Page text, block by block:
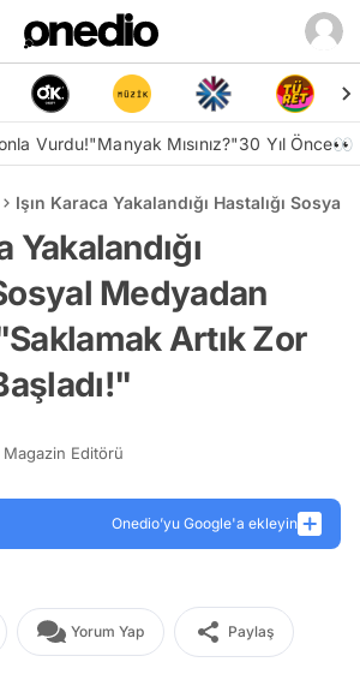
Vurdu!"Manyak Mısınız?"30 Yıl Önce👀
Işın Karaca Yakalandığı Hastalığı
Yakalandığı
Medyadan
Artık Zor
Magazin Editörü
Onedio’yu Google'a ekleyin
Yorum Yap Paylaş